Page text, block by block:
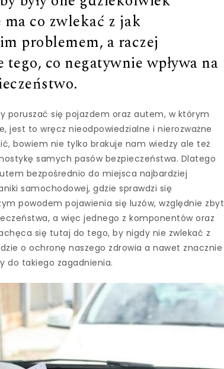
co zwlekać z jak
problemem, a raczej
co negatywnie wpływa na
poruszać się pojazdem oraz autem, w którym
jest to wręcz nieodpowiedzialne i nierozważne
bowiem nie tylko brakuje nam wiedzy ale też
samych pasów bezpieczeństwa. Dlatego
bezpośrednio do miejsca najbardziej
samochodowej, gdzie sprawdzi się
powodem pojawienia się luzów, względnie zbyt
a więc jednego z komponentów oraz
się tutaj do tego, by nigdy nie zwlekać z
o ochronę naszego zdrowia a nawet znacznie
do takiego zagadnienia.